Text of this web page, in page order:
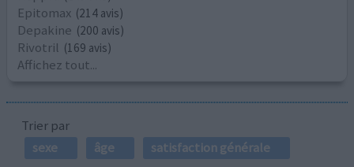
Epitomax (214 avis)
Depakine (200 avis)
Rivotril (169 avis)
Affichez tout...
Trier par
sexe
âge satisfaction générale